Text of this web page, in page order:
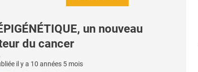
un nouveau
du cancer
il y a 10 années 5 mois